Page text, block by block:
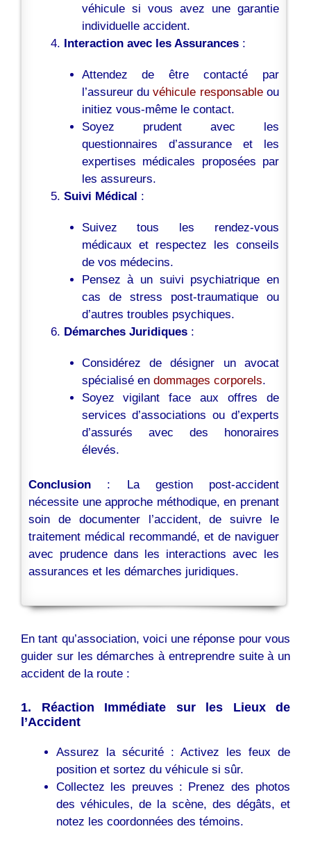
véhicule si vous avez une garantie
individuelle accident.
Interaction avec les Assurances :
Attendez de être contacté par
l’assureur duvéhicule responsableou
initiez vous-même le contact.
Soyez prudent avec les
questionnaires d’assurance et les
expertises médicales proposées par
les assureurs.
Suivi Médical :
Suivez tous les rendez-vous
médicaux et respectez les conseils
de vos médecins.
Pensez à un suivi psychiatrique en
cas de stress post-traumatique ou
d’autres troubles psychiques.
Démarches Juridiques :
Considérez de désigner un avocat
spécialisé en dommages corporels.
Soyez vigilant face aux offres de
services d’associations ou d’experts
d’assurés avec des honoraires
élevés.
Conclusion : La gestion post-accident
nécessite une approche méthodique, en prenant
soin de documenter l’accident, de suivre le
traitement médical recommandé, et de naviguer
avec prudence dans les interactions avec les
assurances et les démarches juridiques.
En tant qu’association, voici une réponse pour vous
guider sur les démarches à entreprendre suite à un
accident de la route :
1. Réaction Immédiate sur les Lieux de
l’Accident
Assurez la sécurité : Activez les feux de
position et sortez du véhicule si sûr.
Collectez les preuves : Prenez des photos
des véhicules, de la scène, des dégâts, et
notez les coordonnées des témoins.